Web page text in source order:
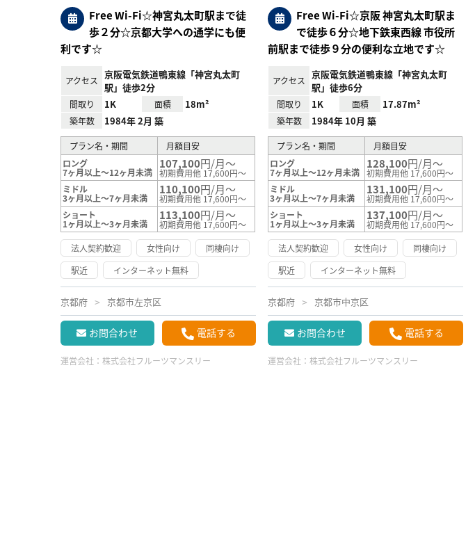
Free Wi-Fi☆神宮丸太町駅まで徒
歩２分☆京都大学への通学にも便
利です☆
アクセス
京阪電気鉄道鴨東線「神宮丸太町
駅」徒歩2分
間取り 1K 面積 18m²
築年数 1984年 2月 築
プラン名・期間
月額目安
ロング
7ヶ月以上～12ヶ月未満
107,100円/月～
初期費用他 17,600円～
ミドル
3ヶ月以上～7ヶ月未満
110,100円/月～
初期費用他 17,600円～
ショート
1ヶ月以上～3ヶ月未満
113,100円/月～
初期費用他 17,600円～
法人契約歓迎
女性向け
同棲向け
駅近
インターネット無料
京都府 京都市左京区
お問合わせ 電話する
運営会社： 株式会社フルーツマンスリー
Free Wi-Fi☆京阪 神宮丸太町駅ま
で徒歩６分☆地下鉄東西線 市役所
前駅まで徒歩９分の便利な立地です☆
アクセス
京阪電気鉄道鴨東線「神宮丸太町
駅」徒歩6分
間取り 1K 面積 17.87m²
築年数 1984年 10月 築
プラン名・期間
月額目安
ロング
7ヶ月以上～12ヶ月未満
128,100円/月～
初期費用他 17,600円～
ミドル
3ヶ月以上～7ヶ月未満
131,100円/月～
初期費用他 17,600円～
ショート
1ヶ月以上～3ヶ月未満
137,100円/月～
初期費用他 17,600円～
法人契約歓迎
女性向け
同棲向け
駅近
インターネット無料
京都府 京都市中京区
お問合わせ 電話する
運営会社：株式会社フルーツマンスリー